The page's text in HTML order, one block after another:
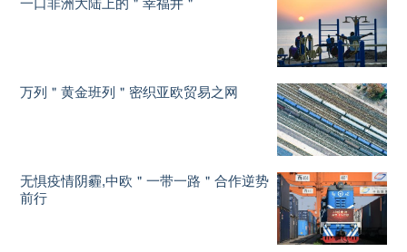
一口非洲大陆上的＂幸福井＂
万列＂黄金班列＂密织亚欧贸易之网
无惧疫情阴霾,中欧＂一带一路＂合作逆势
前行